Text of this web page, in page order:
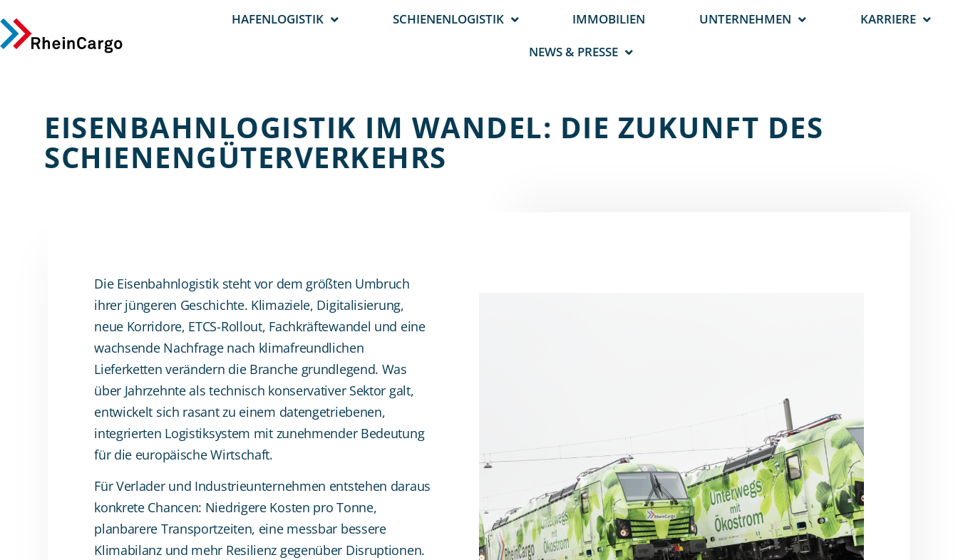
HAFENLOGISTIK SCHIENENLOGISTIK IMMOBILIEN UNTERNEHMEN
KARRIERE
NEWS & PRESSE
EISENBAHNLOGISTIK IM WANDEL: DIE ZUKUNFT DES
SCHIENENGÜTERVERKEHRS
Die Eisenbahnlogistik steht vor dem größten Umbruch
ihrer jüngeren Geschichte. Klimaziele, Digitalisierung,
neue Korridore, ETCS-Rollout, Fachkräftewandel und eine
wachsende Nachfrage nach klimafreundlichen
Lieferketten verändern die Branche grundlegend. Was
über Jahrzehnte als technisch konservativer Sektor galt,
entwickelt sich rasant zu einem datengetriebenen,
integrierten Logistiksystem mit zunehmender Bedeutung
für die europäische Wirtschaft.
Für Verlader und Industrieunternehmen entstehen daraus
konkrete Chancen: Niedrigere Kosten pro Tonne,
planbarere Transportzeiten, eine messbar bessere
Klimabilanz und mehr Resilienz gegenüber Disruptionen.